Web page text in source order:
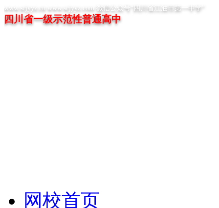
www.scjyyz.cn www.scjyyz.com 微信公众号“四川省江油市第一中学”
四川省一级示范性普通高中
网校首页